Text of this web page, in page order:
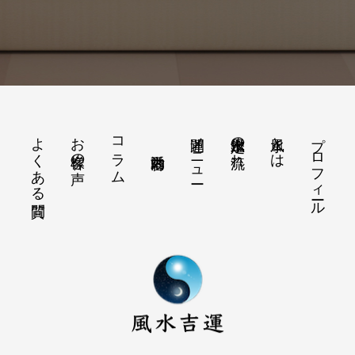
プロフィール
風水とは
風水鑑定の流れ
開運メニュー
コラム
お客様の声
よくある質問